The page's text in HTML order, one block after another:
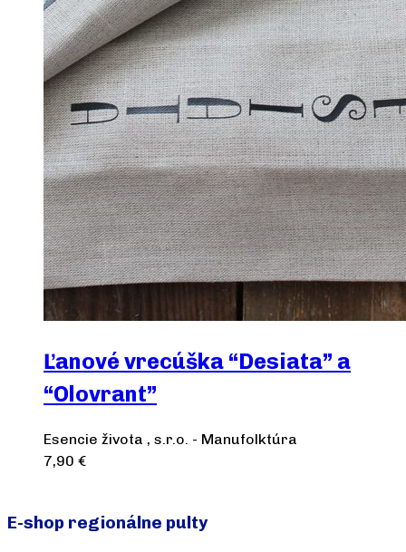
Ľanové vrecúška “Desiata” a
“Olovrant”
Esencie života , s.r.o. - Manufolktúra
7,90 €
E-shop regionálne pulty